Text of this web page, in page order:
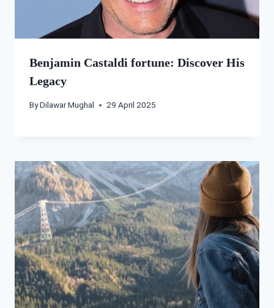
Benjamin Castaldi fortune: Discover His
Legacy
ByDilawar Mughal 29 April 2025